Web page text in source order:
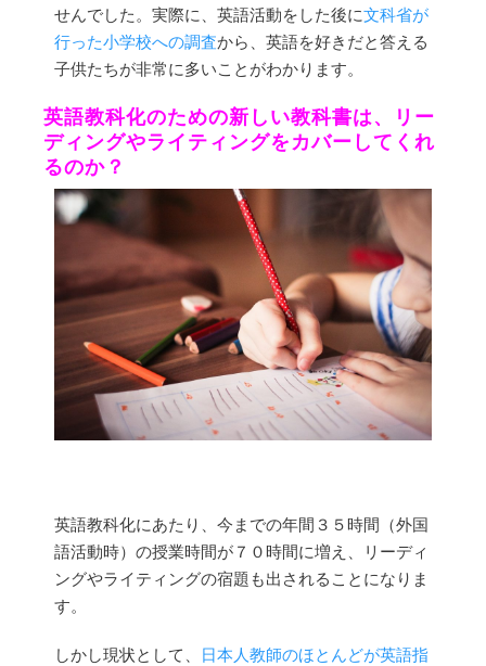
せんでした。実際に、英語活動をした後に文科省が
行った小学校への調査から、英語を好きだと答える
子供たちが非常に多いことがわかります。
英語教科化のための新しい教科書は、リー
ディングやライティングをカバーしてくれ
るのか？
英語教科化にあたり、今までの年間３５時間（外国
語活動時）の授業時間が７０時間に増え、リーディ
ングやライティングの宿題も出されることになりま
す。
しかし現状として、 日本人教師のほとんどが英語指